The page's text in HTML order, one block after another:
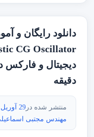
دانلود رایگان و
دقیقه
منتشر شده در29 آوریل 2022
مهندس مجتبی